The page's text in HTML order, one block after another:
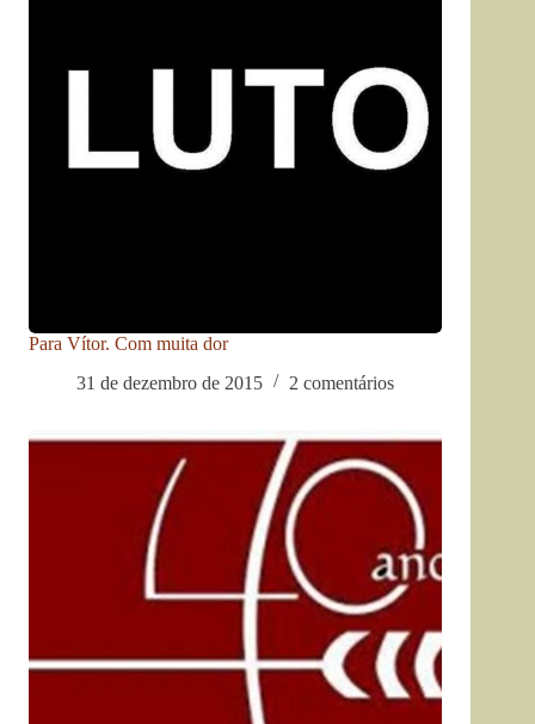
Para Vítor. Com muita dor
31 de dezembro de 2015
2 comentários